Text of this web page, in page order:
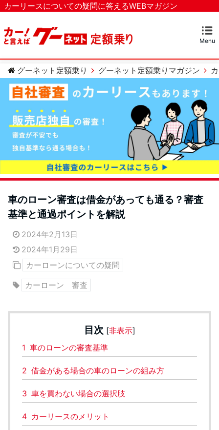
カーリースについての疑問に答えるWEBマガジン
Menu
マガジンTOP
カーリースとは？
ベストなカーリースを探す
カテゴリー
カーリースについての疑問
カーローンについての疑問
車のメンテナンスについての疑問
グーネット定額乗り
グーネット定額乗りマガジン
車のローン審査は借金があっても通る？審査
基準と通過ポイントを解説
2024年2月13日
2024年1月29日
カーローンについての疑問
カーローン 審査
目次 [非表示]
1 車のローンの審査基準
2 借金がある場合の車のローンの組み方
3 車を買わない場合の選択肢
4 カーリースのメリット